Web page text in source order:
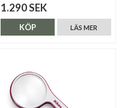
1.290 SEK
LÄS MER
KÖP